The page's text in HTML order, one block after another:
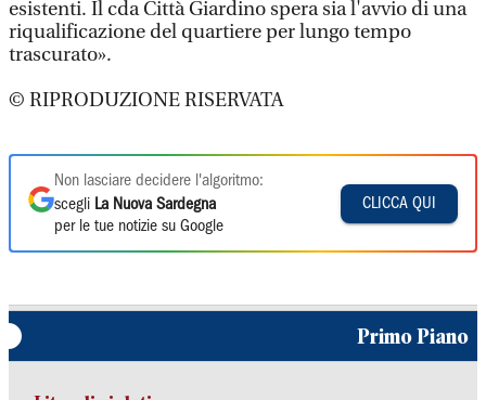
esistenti. Il cda Città Giardino spera sia l'avvio di una
riqualificazione del quartiere per lungo tempo
trascurato».
© RIPRODUZIONE RISERVATA
Non lasciare decidere l'algoritmo:
scegli La Nuova Sardegna
per le tue notizie su Google
CLICCA QUI
Primo Piano